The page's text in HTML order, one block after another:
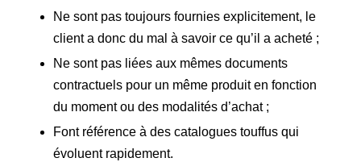
Ne sont pas toujours fournies explicitement, le
client a donc du mal à savoir ce qu’il a acheté ;
Ne sont pas liées aux mêmes documents
contractuels pour un même produit en fonction
du moment ou des modalités d’achat ;
Font référence à des catalogues touffus qui
évoluent rapidement.